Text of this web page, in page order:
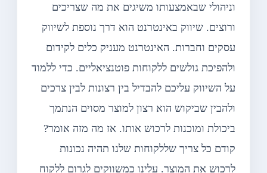
וניהולי שבאמצעותו משיגים את מה שצריכים
ורוצים. שיווק באינטרנט הוא דרך נוספת לשיווק
עסקים וחברות. האינטרנט מעניק כלים לקידום
ולהפיכת גולשים ללקוחות פוטנציאליים. כדי ללמוד
על השיווק עליכם להבדיל בין רצונות לבין צרכים
ולהבין שביקוש הוא רצון למוצר מסוים הנתמך
ביכולת ומוכנות לרכוש אותו. אז מה מזה אומר?
קודם כל צריך שללקוחות שלנו תהיה נכונות
לרכוש את המוצר. עלינו כמשווקים לגרום ללקוח